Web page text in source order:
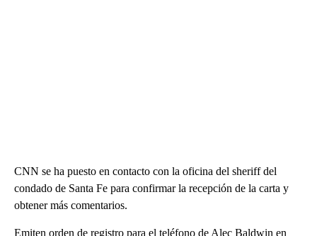
CNN se ha puesto en contacto con la oficina del sheriff del
condado de Santa Fe para confirmar la recepción de la carta y
obtener más comentarios.
Emiten orden de registro para el teléfono de Alec Baldwin en